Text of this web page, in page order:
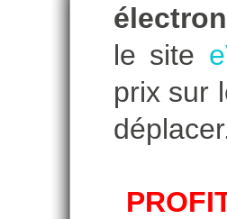
le site
prix sur